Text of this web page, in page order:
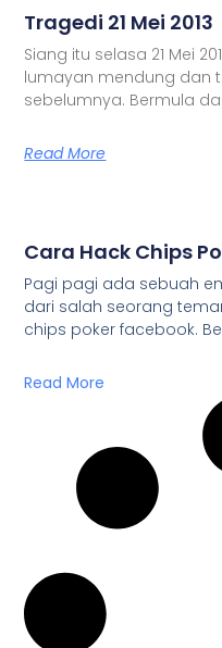
Tragedi 21 Mei 2013
Siang itu selasa 21 Mei
lumayan mendung dan
sebelumnya. Bermula
Read More
Cara Hack Chips
Pagi pagi ada sebuah
dari salah seorang
chips poker facebook.
Read More